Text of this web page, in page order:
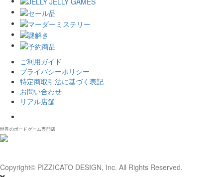
ご利用ガイド
プライバシーポリシー
特定商取引法に基づく表記
お問い合わせ
リアル店舗
世界のボードゲーム専門店
Copyright© PIZZICATO DESIGN, Inc. All Rights Reserved.